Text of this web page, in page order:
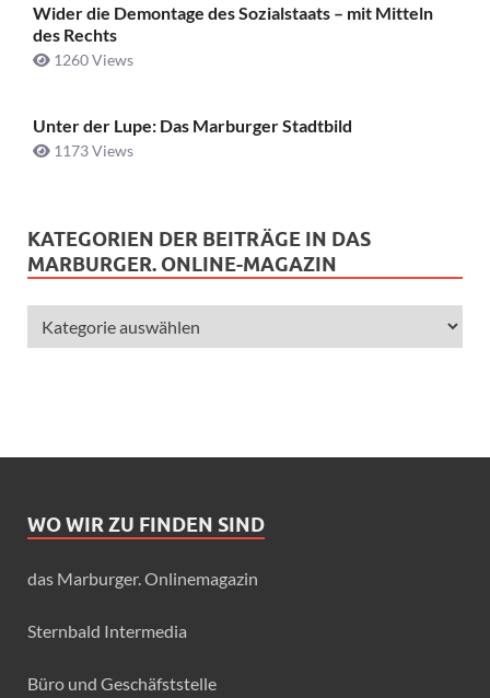
Wider die Demontage des Sozialstaats – mit Mitteln
des Rechts
1260 Views
Unter der Lupe: Das Marburger Stadtbild
1173 Views
KATEGORIEN DER BEITRÄGE IN DAS
MARBURGER. ONLINE-MAGAZIN
WO WIR ZU FINDEN SIND
das Marburger. Onlinemagazin
Sternbald Intermedia
Büro und Geschäfststelle